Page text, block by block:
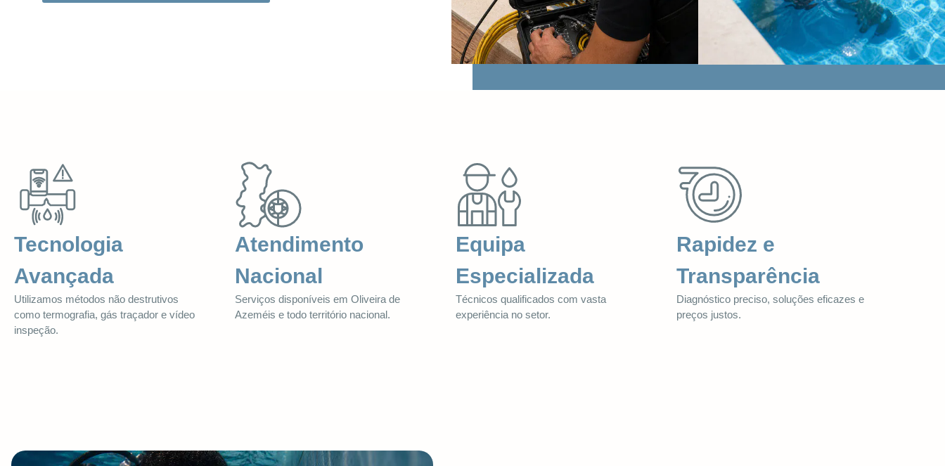
Tecnologia
Avançada
Utilizamos métodos não destrutivos
como termografia, gás traçador e vídeo
inspeção.
Atendimento
Nacional
Serviços disponíveis em Oliveira de
Azeméis e todo território nacional.
Equipa
Especializada
Técnicos qualificados com vasta
experiência no setor.
Rapidez e
Transparência
Diagnóstico preciso, soluções eficazes e
preços justos.